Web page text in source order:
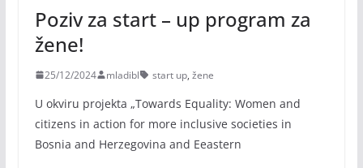
Poziv za start – up program za
žene!
25/12/2024 mladibl start up, žene
U okviru projekta „Towards Equality: Women and
citizens in action for more inclusive societies in
Bosnia and Herzegovina and Eeastern